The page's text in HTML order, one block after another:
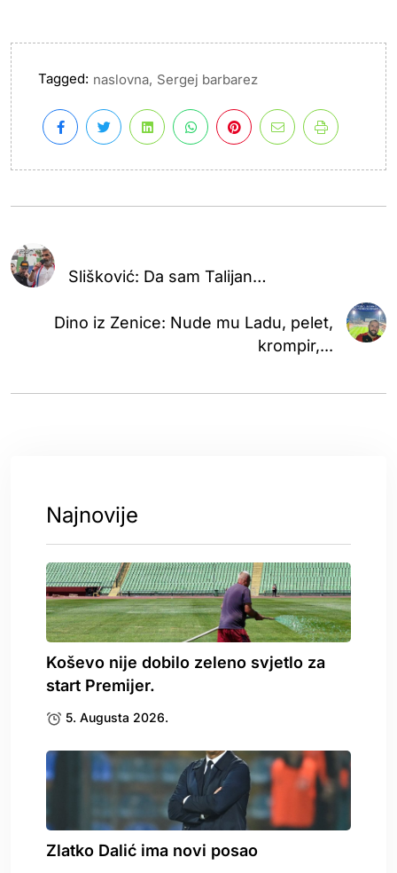
Tagged: naslovna, Sergej barbarez
Slišković: Da sam Talijan…
Dino iz Zenice: Nude mu Ladu, pelet,
krompir,...
Najnovije
Koševo nije dobilo zeleno svjetlo za
start Premijer.
5. Augusta 2026.
Zlatko Dalić ima novi posao